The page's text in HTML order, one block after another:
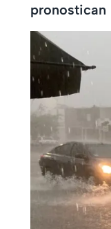
pronostican